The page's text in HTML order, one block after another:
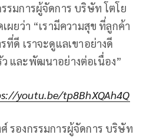
รมการผู้จัดการ บริษัท โตโย
ผยว่า “เรามีความสุข ที่ลูกค้า
ดี เราจะดูแลเขาอย่างดี
และพัฒนาอย่างต่อเนื่อง”
youtu.be/tp8BhXQAh4Q
รองกรรมการผู้จัดการ บริษัท